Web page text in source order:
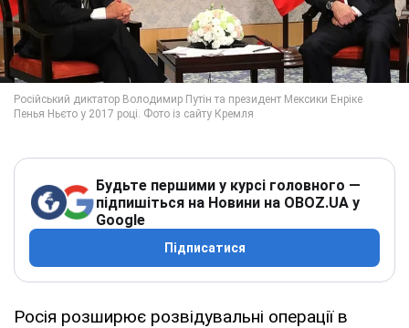
Будьте першими у курсі головного —
підпишіться на Новини на OBOZ.UA у
Google
Підписатися
Росія розширює розвідувальні операції в